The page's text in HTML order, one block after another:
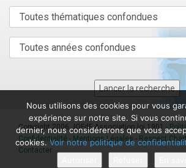
Nous utilisons des cookies pour vous
expérience sur notre site. Si vous
dernier, nous considérerons que vous
cookies.Voir notre politique de
Copyright 2006 JOFdF Association loi 1901 -
Confidentialité - Mentions Légales - Respect
Contacter